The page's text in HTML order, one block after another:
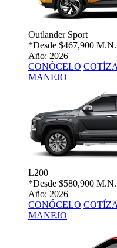
Outlander Sport
*Desde $467,900 M.N.
Año: 2026
CONÓCELO
MANEJO
L200
*Desde $580,900 M.N.
Año: 2026
CONÓCELO
MANEJO